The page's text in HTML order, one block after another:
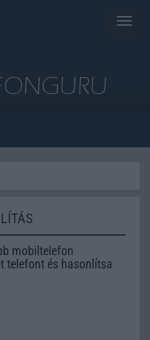
Toggle
mobiltelefon
telefont és hasonlítsa